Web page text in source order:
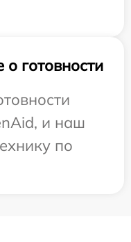
готовности
и наш
по